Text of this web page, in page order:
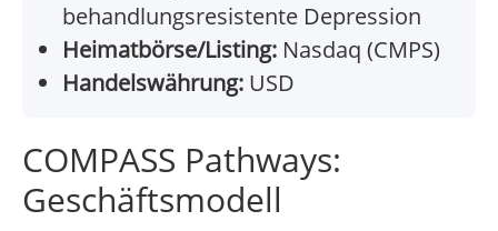
behandlungsresistente Depression
Heimatbörse/Listing: Nasdaq (CMPS)
Handelswährung: USD
COMPASS Pathways:
Geschäftsmodell